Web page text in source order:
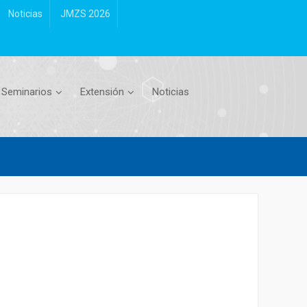
Noticias JMZS 2026
Seminarios Extensión Noticias